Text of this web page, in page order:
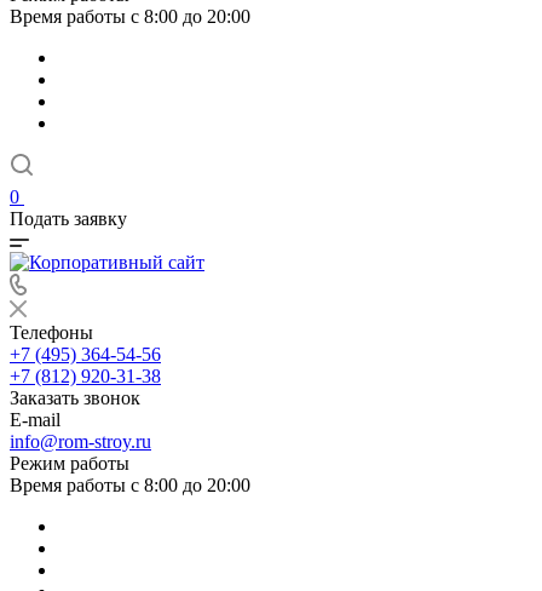
Время работы с 8:00 до 20:00
0
Подать заявку
Телефоны
+7 (495) 364-54-56
+7 (812) 920-31-38
Заказать звонок
E-mail
info@rom-stroy.ru
Режим работы
Время работы с 8:00 до 20:00